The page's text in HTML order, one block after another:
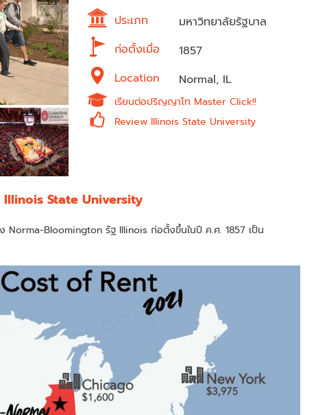
ประเภท
มหาวิทยาลัยรัฐบาล
ก่อตั้งเมื่อ
1857
Location
Normal, IL
เรียนต่อปริญญาโท Master Click!!
Review Illinois State University
State University
Norma-Bloomington รัฐ Illinois ก่อตั้งขึ้นในปี ค.ศ. 1857 เป็น